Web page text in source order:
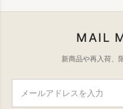
MAIL
新商品や再入荷、